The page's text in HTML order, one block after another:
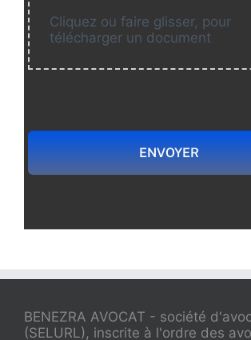
Cliquez ou faire glisser, pour
télécharger un document
ENVOYER
BENEZRA AVOCAT - société
(SELURL), inscrite à l'ordre des